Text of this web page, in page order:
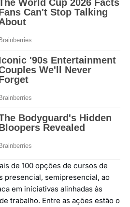
de 100 opções de cursos de
presencial, semipresencial, ao
em iniciativas alinhadas às
trabalho. Entre as ações estão o